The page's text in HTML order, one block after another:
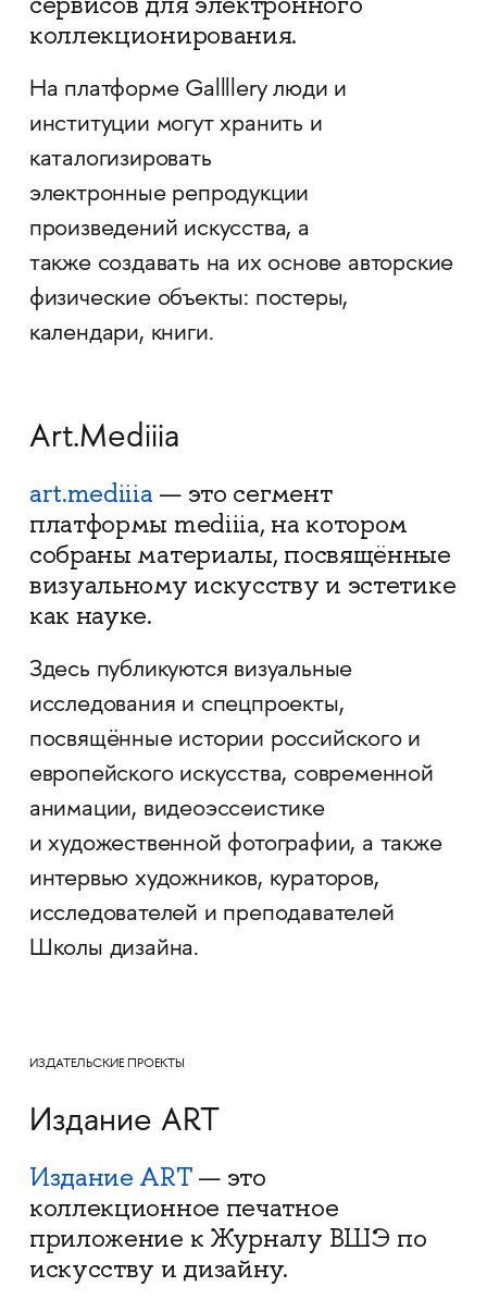
коллекционирования.
На платформе Gallllery люди и
институции могут хранить и
каталогизировать
электронные репродукции
произведений искусства, а
также создавать на их основе авторские
физические объекты: постеры,
календари, книги.
Art.Mediiia
art.mediiia — это сегмент
платформы mediiia, на котором
собраны материалы, посвящённые
визуальному искусству и эстетике
как науке.
Здесь публикуются визуальные
исследования и спецпроекты,
посвящённые истории российского и
европейского искусства, современной
анимации, видеоэссеистике
и художественной фотографии, а также
интервью художников, кураторов,
исследователей и преподавателей
Школы дизайна.
ИЗДАТЕЛЬСКИЕ ПРОЕКТЫ
Издание ART
Издание ART— это
коллекционное печатное
приложение к Журналу ВШЭ по
искусству и дизайну.